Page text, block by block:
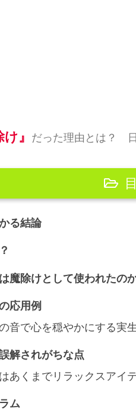
』 だった理由とは？ 日
る結論
魔除けとして使われたの
応用例
音で心を穏やかにする実
解されがちな点
あくまでリラックスアイ
ム